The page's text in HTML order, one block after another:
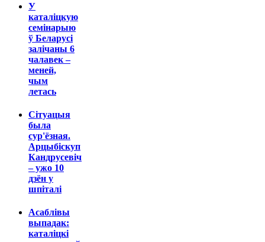
У
каталіцкую
семінарыю
ў Беларусі
залічаны 6
чалавек –
меней,
чым
летась
Сітуацыя
была
сур'ёзная.
Арцыбіскуп
Кандрусевіч
– ужо 10
дзён у
шпіталі
Асаблівы
выпадак:
каталіцкі